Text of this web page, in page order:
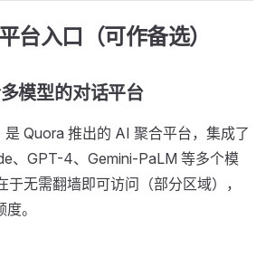
台入口（可作备选）
模型的对话平台
Quora 推出的 AI 聚合平台，集成了
、GPT-4、Gemini-PaLM 等多个模
于无需翻墙即可访问（部分区域），
。